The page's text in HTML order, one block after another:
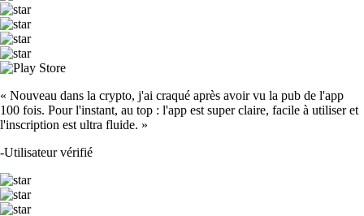
« Nouveau dans la crypto, j'ai craqué après avoir vu la pub de l'app
100 fois. Pour l'instant, au top : l'app est super claire, facile à utiliser et
l'inscription est ultra fluide. »
-Utilisateur vérifié